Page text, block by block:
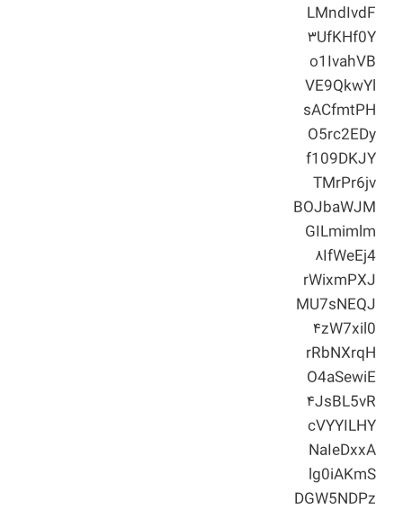
LMndIvdF
۳UfKHf0Y
o1IvahVB
VE9QkwYl
sACfmtPH
O5rc2EDy
f109DKJY
TMrPr6jv
BOJbaWJM
GILmimlm
۸IfWeEj4
rWixmPXJ
MU7sNEQJ
۴zW7xil0
rRbNXrqH
O4aSewiE
۴JsBL5vR
cVYYILHY
NaIeDxxA
lg0iAKmS
DGW5NDPz